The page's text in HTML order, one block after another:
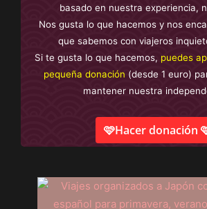
basado en nuestra experiencia,
Nos gusta lo que hacemos y nos
que sabemos con viajeros
Si te gusta lo que hacemos, puedes
pequeña donación (desde 1 euro)
mantener nuestra
🩷Hacer donación